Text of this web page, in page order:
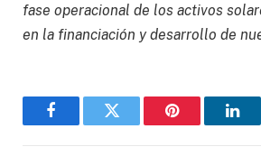
fase operacional de los activos
en la financiación y desarrollo de
FacebookTwitter Pinterest